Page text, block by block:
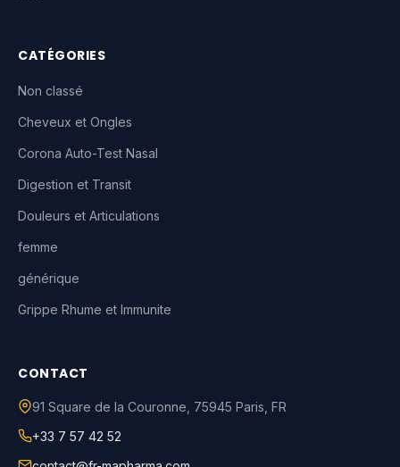
CATÉGORIES
Non classé
Cheveux et Ongles
Corona Auto-Test Nasal
Digestion et Transit
Douleurs et Articulations
femme
générique
Grippe Rhume et Immunite
CONTACT
91 Square de la Couronne 75945 Paris FR
+33 7 57 42 52